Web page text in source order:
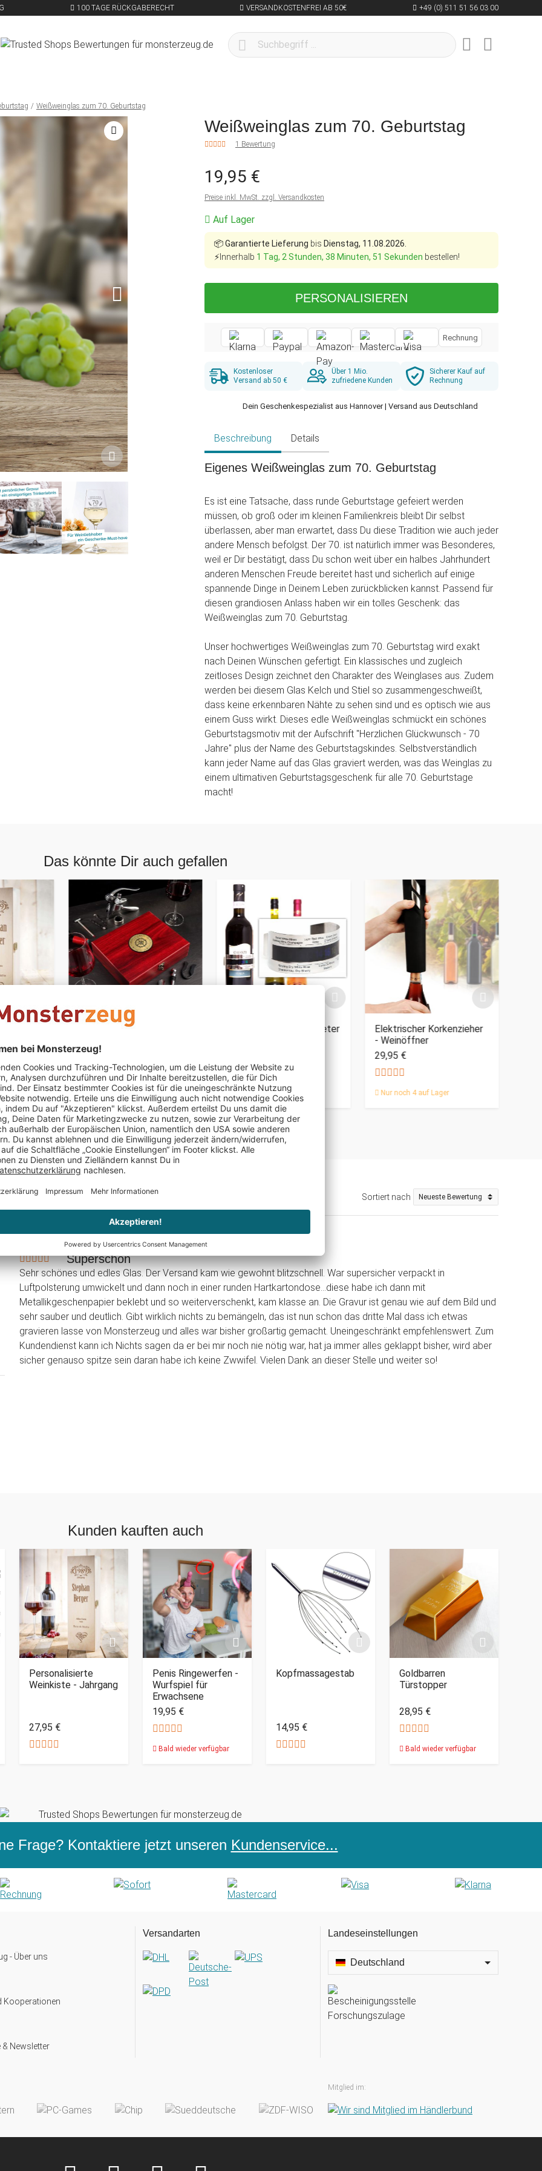
100 TAGE RÜCKGABERECHT VERSANDKOSTENFREI AB 50€ +49 (0) 511 51 56 03 00
Weißweinglas zum 70. Geburtstag
Weißweinglas zum 70. Geburtstag
1 Bewertung
19,95 €
Preise inkl. MwSt. zzgl. Versandkosten
Auf Lager
📦Garantierte Lieferung bis Dienstag, 11.08.2026.
⚡Innerhalb 1 Tag, 2 Stunden, 38 Minuten, 50 Sekunden bestellen!
PERSONALISIEREN
Rechnung
Kostenloser
Versand ab 50 €
Über 1 Mio.
zufriedene Kunden
Sicherer Kauf auf
Rechnung
Dein Geschenkespezialist aus Hannover | Versand aus Deutschland
Beschreibung Details
Eigenes Weißweinglas zum 70. Geburtstag
Es ist eine Tatsache, dass runde Geburtstage gefeiert werden
müssen, ob groß oder im kleinen Familienkreis bleibt Dir selbst
überlassen, aber man erwartet, dass Du diese Tradition wie auch jeder
andere Mensch befolgst. Der 70. ist natürlich immer was Besonderes,
weil er Dir bestätigt, dass Du schon weit über ein halbes Jahrhundert
anderen Menschen Freude bereitet hast und sicherlich auf einige
spannende Dinge in Deinem Leben zurückblicken kannst. Passend für
diesen grandiosen Anlass haben wir ein tolles Geschenk: das
Weißweinglas zum 70. Geburtstag.
Unser hochwertiges Weißweinglas zum 70. Geburtstag wird exakt
nach Deinen Wünschen gefertigt. Ein klassisches und zugleich
zeitloses Design zeichnet den Charakter des Weinglases aus. Zudem
werden bei diesem Glas Kelch und Stiel so zusammengeschweißt,
dass keine erkennbaren Nähte zu sehen sind und es optisch wie aus
einem Guss wirkt. Dieses edle Weißweinglas schmückt ein schönes
Geburtstagsmotiv mit der Aufschrift "Herzlichen Glückwunsch - 70
Jahre" plus der Name des Geburtstagskindes. Selbstverständlich
kann jeder Name auf das Glas graviert werden, was das Weinglas zu
einem ultimativen Geburtstagsgeschenk für alle 70. Geburtstage
macht!
Das könnte Dir auch gefallen
Wein Sommelier Set mit
39,95 €
Weinflaschenthermometer
16,95 €
Elektrischer Korkenzieher
- Weinöffner
29,95 €
Nur noch 4 auf Lager
Sortiert nach
Superschön
Sehr schönes und edles Glas. Der Versand kam wie gewohnt blitzschnell. War supersicher verpackt in
Luftpolsterung umwickelt und dann noch in einer runden Hartkartondose...diese habe ich dann mit
Metallikgeschenpapier beklebt und so weiterverschenkt, kam klasse an. Die Gravur ist genau wie auf dem Bild und
sehr sauber und deutlich. Gibt wirklich nichts zu bemängeln, das ist nun schon das dritte Mal dass ich etwas
gravieren lasse von Monsterzeug und alles war bisher großartig gemacht. Uneingeschränkt empfehlenswert. Zum
Kundendienst kann ich Nichts sagen da er bei mir noch nie nötig war, hat ja immer alles geklappt bisher, wird aber
sicher genauso spitze sein daran habe ich keine Zwwifel. Vielen Dank an dieser Stelle und weiter so!
Kunden kauften auch
Personalisierte
Weinkiste - Jahrgang
27,95 €
Penis Ringewerfen -
Wurfspiel für
Erwachsene
19,95 €
Bald wieder verfügbar
Kopfmassagestab
14,95 €
Goldbarren
Türstopper
28,95 €
Bald wieder verfügbar
Frage? Kontaktiere jetzt unseren Kundenservice...
- Über uns
Kooperationen
& Newsletter
Versandarten Landeseinstellungen
Deutschland
Mitglied im: